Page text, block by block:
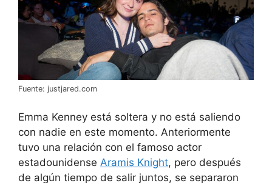
Fuente: justjared.com
Emma Kenney está soltera y no está saliendo
con nadie en este momento. Anteriormente
tuvo una relación con el famoso actor
estadounidense Aramis Knight, pero después
de algún tiempo de salir juntos, se separaron